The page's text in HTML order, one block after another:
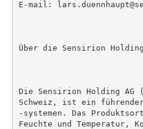
E-mail:
Über die Sensirion Holding
Die Sensirion Holding AG
Schweiz, ist ein
-systemen. Das
Feuchte und Temperatur,